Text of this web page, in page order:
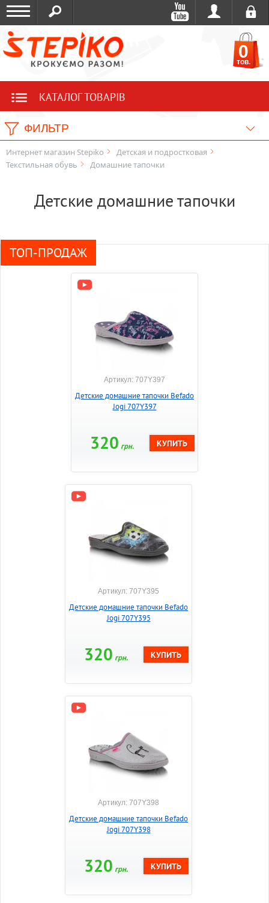
0
тов.
КАТАЛОГ ТОВАРІВ
ФИЛЬТР
Интернет магазин Stepiko
Детская и подростковая
Текстильная обувь
Домашние тапочки
Детские домашние тапочки
ТОП-ПРОДАЖ
Артикул: 707Y397
Детские домашние тапочки Befado
Jogi 707Y397
320 грн.
Артикул: 707Y395
Детские домашние тапочки Befado
Jogi 707Y395
320 грн.
Артикул: 707Y398
Детские домашние тапочки Befado
Jogi 707Y398
320 грн.